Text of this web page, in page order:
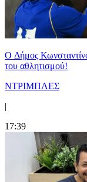
O Δήμος
του αθλητισμού!
ΝΤΡΙΜΠΛΕΣ
|
17:39